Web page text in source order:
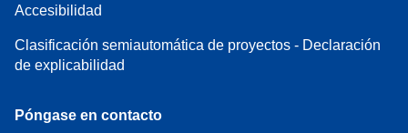
Accesibilidad
Clasificación semiautomática de proyectos - Declaración
de explicabilidad
Póngase en contacto